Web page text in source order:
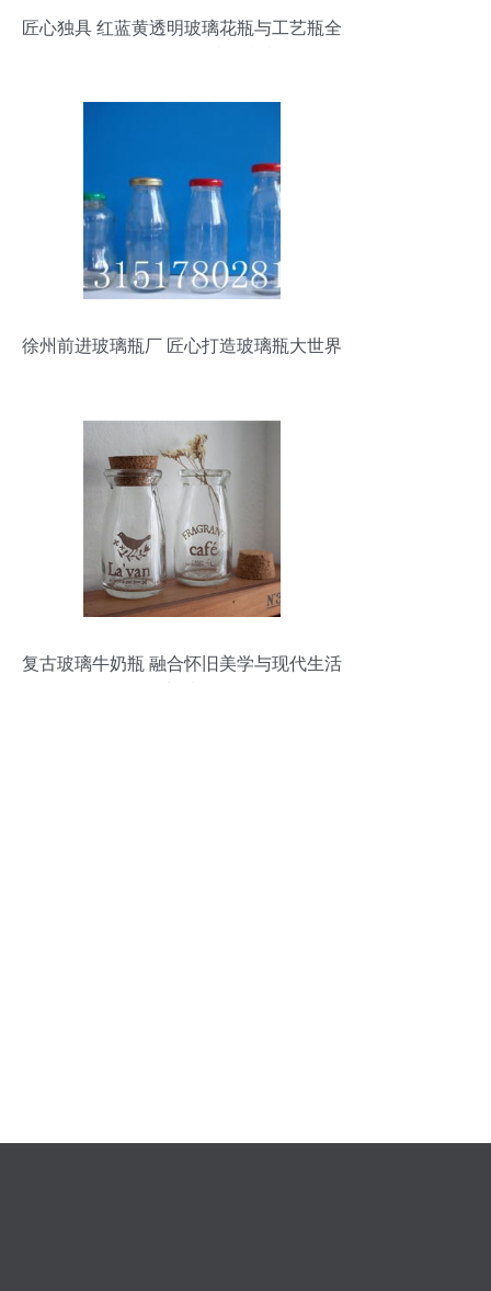
匠心独具 红蓝黄透明玻璃花瓶与工艺瓶全
徐州前进玻璃瓶厂 匠心打造玻璃瓶大世界
复古玻璃牛奶瓶 融合怀旧美学与现代生活